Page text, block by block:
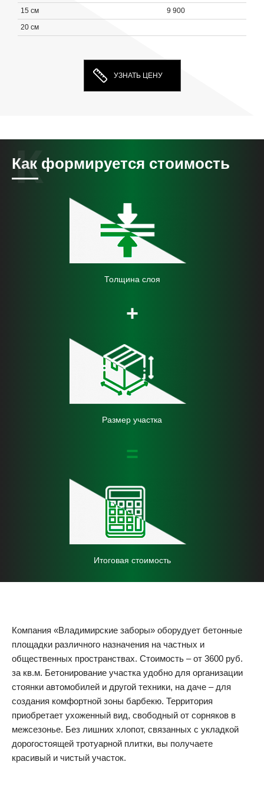
15 см
9 900
20 см
УЗНАТЬ ЦЕНУ
Как формируется стоимость
Толщина слоя
+
Размер участка
=
Итоговая стоимость
Компания «Владимирские заборы» оборудует бетонные
площадки различного назначения на частных и
общественных пространствах. Стоимость – от 3600 руб.
за кв.м. Бетонирование участка удобно для организации
стоянки автомобилей и другой техники, на даче – для
создания комфортной зоны барбекю. Территория
приобретает ухоженный вид, свободный от сорняков в
межсезонье. Без лишних хлопот, связанных с укладкой
дорогостоящей тротуарной плитки, вы получаете
красивый и чистый участок.